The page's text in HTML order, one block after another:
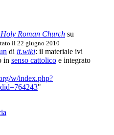
Roman Church su
il 22 giugno 2010
di it.wiki: il materiale ivi
in senso cattolico e integrato
w/index.php?
"